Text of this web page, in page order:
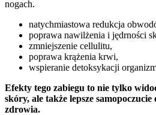
nogach.
natychmiastowa redukcja
poprawa nawilżenia i jędrności
zmniejszenie cellulitu,
poprawa krążenia krwi,
wspieranie detoksykacji
Efekty tego zabiegu to nie tylko
skóry, ale także lepsze
zdrowia.